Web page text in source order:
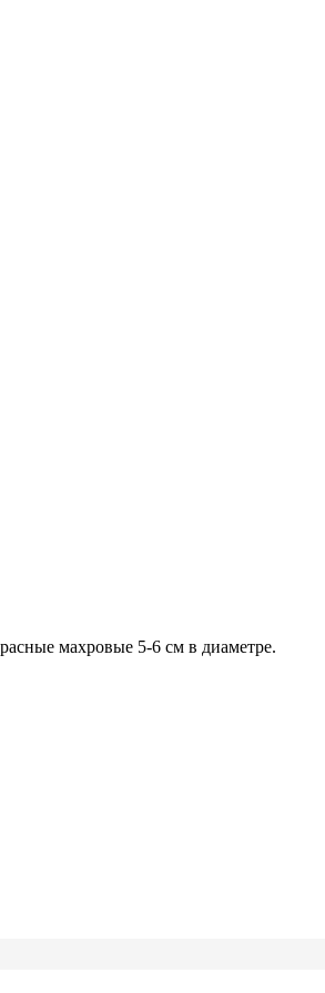
махровые 5-6 см в диаметре.